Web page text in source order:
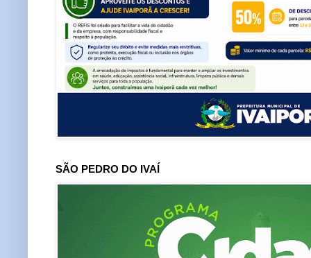
SÃO PEDRO DO IVAÍ